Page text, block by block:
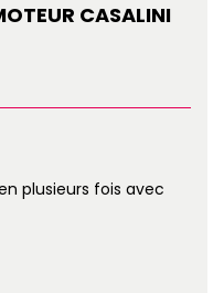
CASALINI
plusieurs fois avec